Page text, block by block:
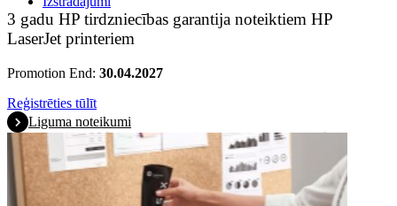
3 gadu HP tirdzniecības garantija noteiktiem HP
LaserJet printeriem
Promotion End: 30.04.2027
Reģistrēties tūlīt
Liguma noteikumi